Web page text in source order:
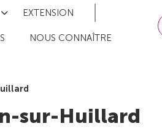
EXTENSION
NOUS CONNAÎTRE
sur-Huillard